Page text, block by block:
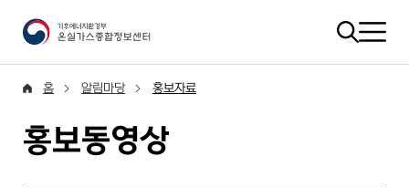
홈 알림마당 홍보자료
홍보동영상